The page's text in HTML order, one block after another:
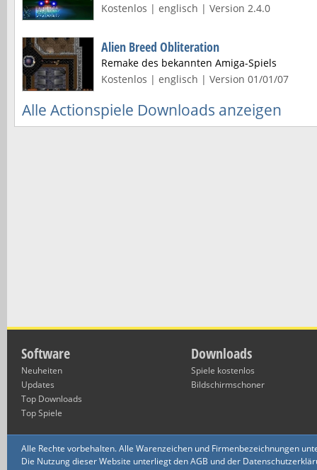
Kostenlos | englisch | Version 2.4.0
Alien Breed Obliteration
Remake des bekannten Amiga-Spiels
Kostenlos | englisch | Version 01/01/07
Alle Actionspiele Downloads anzeigen
Software
Neuheiten
Updates
Top Downloads
Top Spiele
Downloads
Spiele kostenlos
Bildschirmschoner
Alle Rechte vorbehalten. Alle Warenzeichen und Firmenbezeichnungen
Die Nutzung dieser Website unterliegt den AGB und der